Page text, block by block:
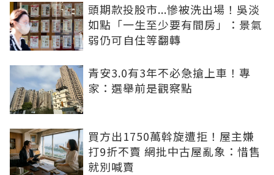
頭期款投股市...慘被洗出場！吳淡
如點「一生至少要有間房」：景氣
弱仍可自住等翻轉
青安3.0有3年不必急搶上車！專
家：選舉前是觀察點
買方出1750萬斡旋遭拒！屋主嫌
打9折不賣 網批中古屋亂象：惜售
就別喊賣